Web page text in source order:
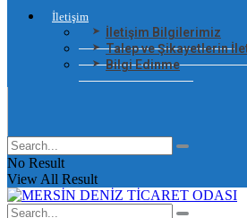
İletişim
İletişim Bilgilerimiz
Talep ve Şikayetlerin
Bilgi Edinme
No Result
View All Result